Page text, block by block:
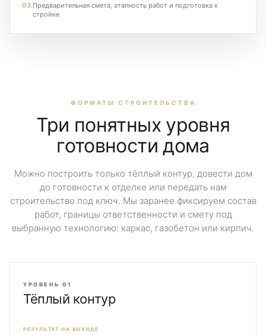
03.Предварительная смета, этапность работ и подготовка к
стройке
ФОРМАТЫ СТРОИТЕЛЬСТВА
Три понятных уровня
готовности дома
Можно построить только тёплый контур, довести дом
до готовности к отделке или передать нам
строительство под ключ. Мы заранее фиксируем состав
работ, границы ответственности и смету под
выбранную технологию: каркас, газобетон или кирпич.
УРОВЕНЬ 01
Тёплый контур
РЕЗУЛЬТАТ НА ВЫХОДЕ